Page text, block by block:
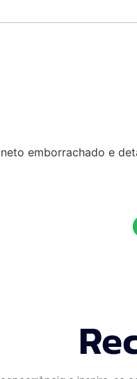
emborrachado e